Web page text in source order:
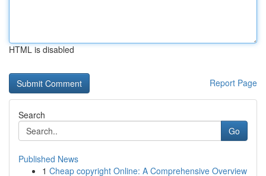
HTML is disabled
Report Page
Search
Go
Published News
1 Cheap copyright Online: A Comprehensive Overview